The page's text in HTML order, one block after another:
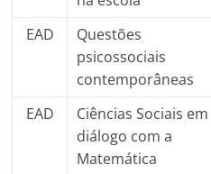
EAD
Questões
psicossociais
contemporâneas
EAD
Ciências Sociais em
diálogo com a
Matemática